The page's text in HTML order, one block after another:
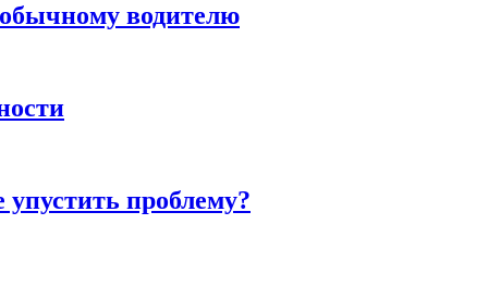
водителю
проблему?